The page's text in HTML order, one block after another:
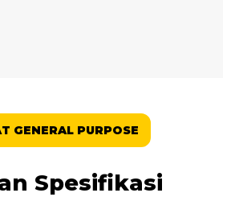
GENERAL PURPOSE
Spesifikasi